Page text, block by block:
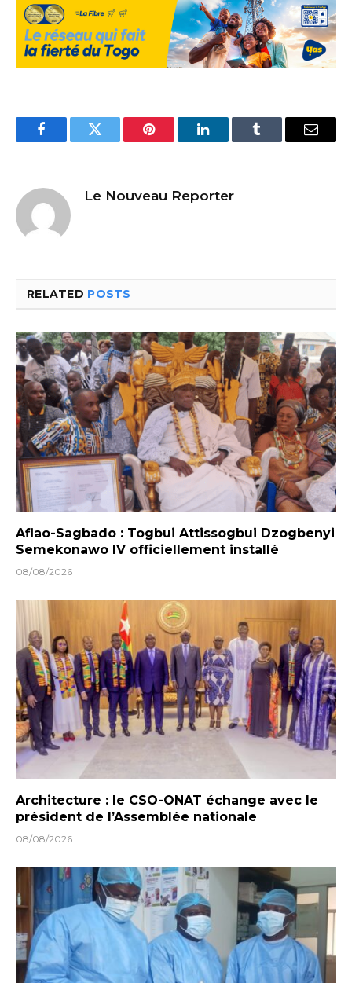
FacebookTwitter Pinterest LinkedInTumblr Email
Le Nouveau Reporter
RELATED POSTS
Aflao-Sagbado : Togbui Attissogbui Dzogbenyi
Semekonawo IV officiellement installé
08/08/2026
Architecture : le CSO-ONAT échange avec le
président de l’Assemblée nationale
08/08/2026